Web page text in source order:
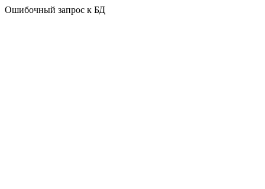
Ошибочный запрос к БД